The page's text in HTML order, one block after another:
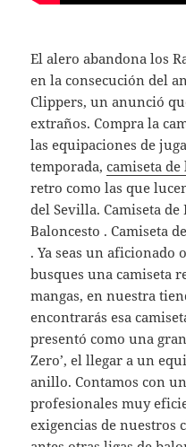
El alero abandona los
en la consecución del
Clippers, un anunció
extraños. Compra la
las equipaciones de
temporada,camiseta
retro como las que
del Sevilla. Camiseta
Baloncesto . Camiseta
. Ya seas un aficionado
busques una camiseta
mangas, en nuestra
encontrarás esa
presentó como una
Zero’, el llegar a un
anillo. Contamos con
profesionales muy
exigencias de nuestros